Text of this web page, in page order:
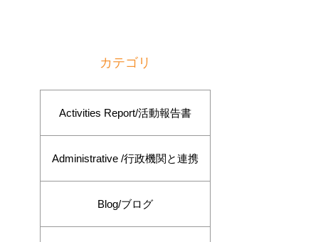
カテゴリ
Activities Report/活動報告書
Administrative /行政機関と連携
Blog/ブログ